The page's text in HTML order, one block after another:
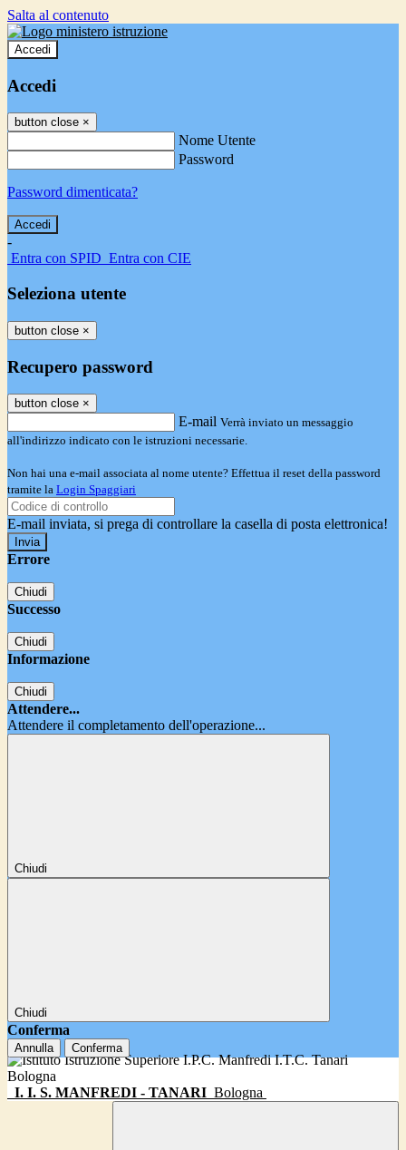
Salta al contenuto
Accedi
Accedi
button close ×
Nome Utente
Password
Password dimenticata?
-
Entra con SPID Entra con CIE
Seleziona utente
button close ×
Recupero password
button close ×
E-mail Verrà inviato un messaggio
all'indirizzo indicato con le istruzioni necessarie.
Non hai una e-mail associata al nome utente? Effettua il reset della password
tramite la Login Spaggiari
E-mail inviata, si prega di controllare la casella di posta elettronica!
Errore
Chiudi
Successo
Chiudi
Informazione
Chiudi
Attendere...
Attendere il completamento dell'operazione...
Chiudi
Chiudi
Conferma
Annulla Conferma
I. I. S. MANFREDI - TANARI Bologna